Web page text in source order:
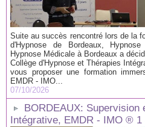
Suite au succès rencontré lors de la
d'Hypnose de Bordeaux,
Hypnose Médicale à Bordeaux a
Collège d'Hypnose et Thérapies
vous proposer une formation
EMDR - IMO...
07/10/2026
BORDEAUX: Supervision
Intégrative, EMDR - IMO ® 1